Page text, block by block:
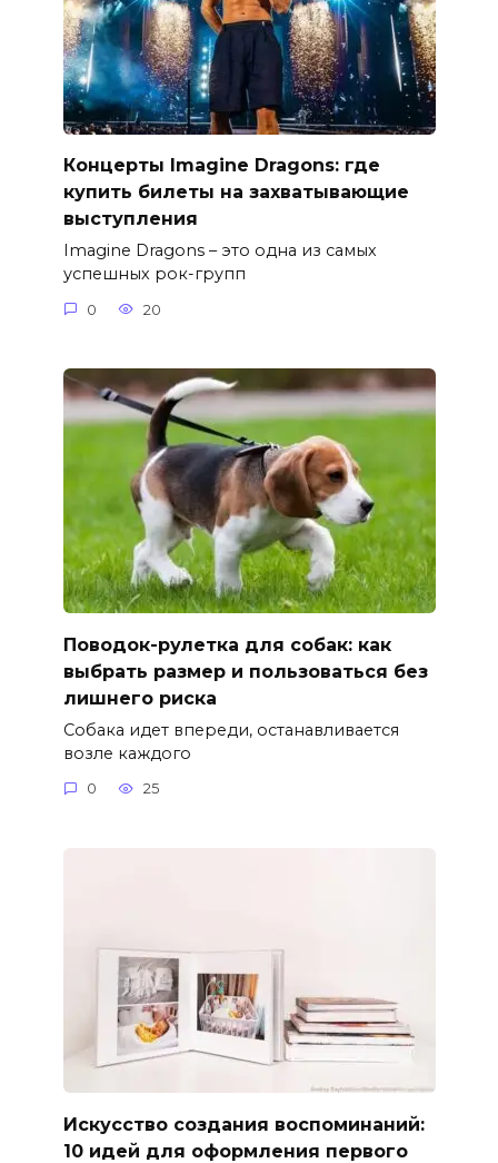
Концерты Imagine Dragons: где
купить билеты на захватывающие
выступления
Imagine Dragons – это одна из самых
успешных рок-групп
0 20
Поводок-рулетка для собак: как
выбрать размер и пользоваться без
лишнего риска
Собака идет впереди, останавливается
возле каждого
0 25
Искусство создания воспоминаний:
10 идей для оформления первого